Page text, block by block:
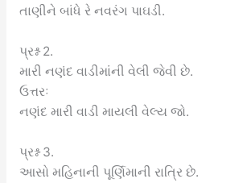
તાણીને બાંધે રે નવરંગ પાઘડી.
પ્રશ્ન 2.
મારી નણંદ વાડીમાંની વેલી જેવી છે.
ઉત્તરઃ
નણંદ મારી વાડી માયલી વેલ્ય જો.
પ્રશ્ન 3.
આસો મહિનાની પૂર્ણિમાની રાત્રિ છે.